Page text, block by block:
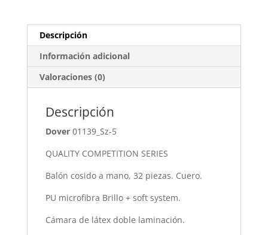
Descripción
Información adicional
Valoraciones (0)
Descripción
Dover 01139_Sz-5
QUALITY COMPETITION SERIES
Balón cosido a mano, 32 piezas. Cuero.
PU microfibra Brillo + soft system.
Cámara de látex doble laminación.